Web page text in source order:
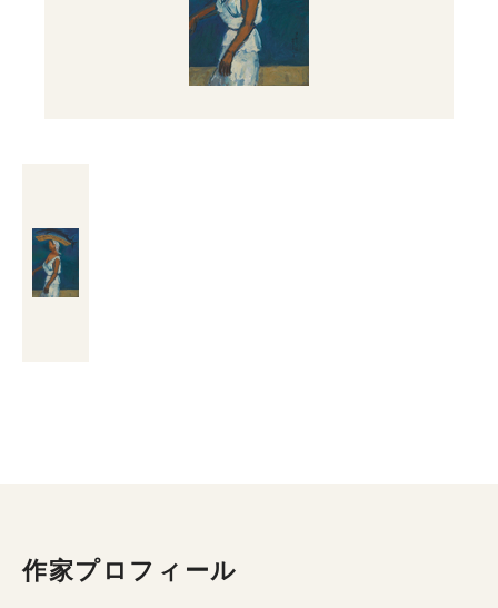
作家プロフィール